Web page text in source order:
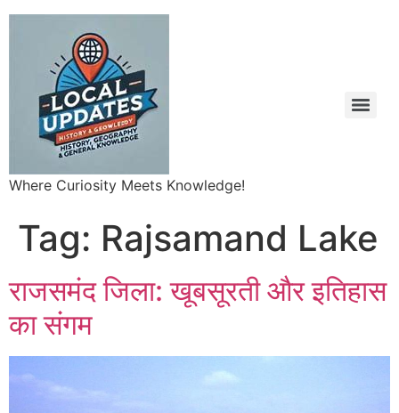
Where Curiosity Meets Knowledge!
Tag: Rajsamand Lake
राजसमंद जिला: खूबसूरती और इतिहास
का संगम